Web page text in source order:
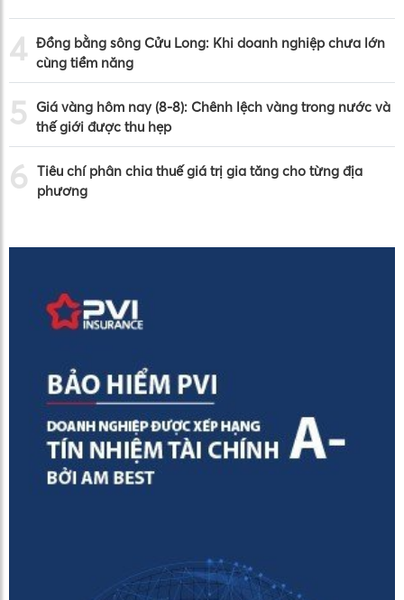
4 Đồng bằng sông Cửu Long: Khi doanh nghiệp chưa lớn
cùng tiềm năng
5
Giá vàng hôm nay (8-8): Chênh lệch vàng trong nước và
thế giới được thu hẹp
6 Tiêu chí phân chia thuế giá trị gia tăng cho từng địa
phương